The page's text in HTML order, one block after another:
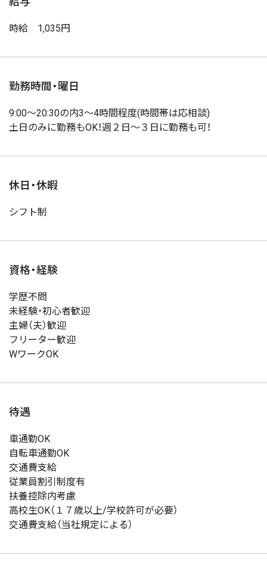
時給 1,035円
勤務時間・曜日
9:00〜20:30の内3〜4時間程度(時間帯は応相談)
土日のみに勤務もOK！週２日～３日に勤務も可！
休日・休暇
シフト制
資格・経験
学歴不問
未経験・初心者歓迎
主婦（夫）歓迎
フリーター歓迎
WワークOK
待遇
車通勤OK
自転車通勤OK
交通費支給
従業員割引制度有
扶養控除内考慮
高校生OK（１７歳以上/学校許可が必要）
交通費支給（当社規定による）